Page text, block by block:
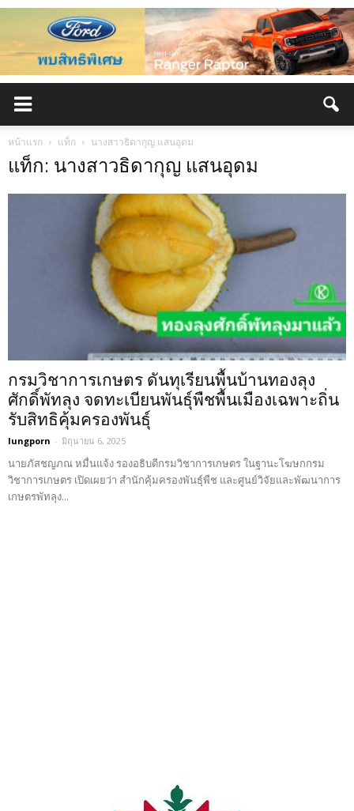
หน้าแรก แท็ก นางสาวธิดากุญ แสนอุดม
แท็ก: นางสาวธิดากุญ แสนอุดม
กรมวิชาการเกษตร ดันทุเรียนพื้นบ้านทองลุง
ศักดิ์พัทลุง จดทะเบียนพันธุ์พืชพื้นเมืองเฉพาะถิ่น
รับสิทธิคุ้มครองพันธุ์
lungporn - มิถุนายน 6, 2025
นายภัสชญภณ หมื่นแจ้ง รองอธิบดีกรมวิชาการเกษตร ในฐานะโฆษกกรม
วิชาการเกษตร เปิดเผยว่า สำนักคุ้มครองพันธุ์พืช และศูนย์วิจัยและพัฒนาการ
เกษตรพัทลุง...